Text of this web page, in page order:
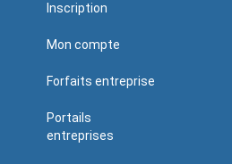
Inscription
Mon compte
Forfaits entreprise
Portails
entreprises